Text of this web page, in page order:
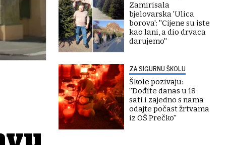
Zamirisala
bjelovarska 'Ulica
borova': ''Cijene su iste
kao lani, a dio drvaca
darujemo''
ZA SIGURNU ŠKOLU
Škole pozivaju:
''Dođite danas u 18
sati i zajedno s nama
odajte počast žrtvama
iz OŠ Prečko''